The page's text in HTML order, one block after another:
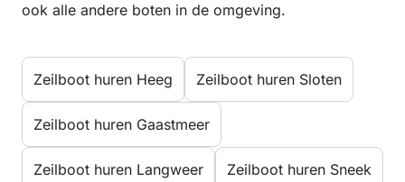
ook alle andere boten in de omgeving.
Zeilboot huren Heeg Zeilboot huren Sloten
Zeilboot huren Gaastmeer
Zeilboot huren Langweer Zeilboot huren Sneek